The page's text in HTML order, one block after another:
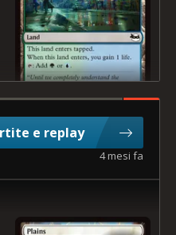
e replay
4 mesi fa